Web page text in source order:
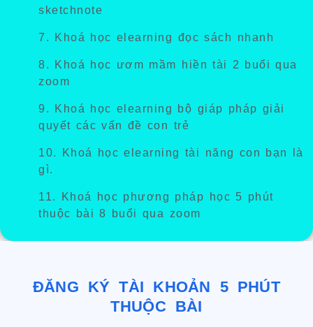
sketchnote
7. Khoá học elearning đọc sách nhanh
8. Khoá học ươm mầm hiền tài 2 buổi qua
zoom
9. Khoá học elearning bộ giáp pháp giải
quyết các vấn đề con trẻ
10. Khoá học elearning tài năng con bạn là
gì.
11. Khoá học phương pháp học 5 phút
thuộc bài 8 buổi qua zoom
ĐĂNG KÝ TÀI KHOẢN 5 PHÚT
THUỘC BÀI